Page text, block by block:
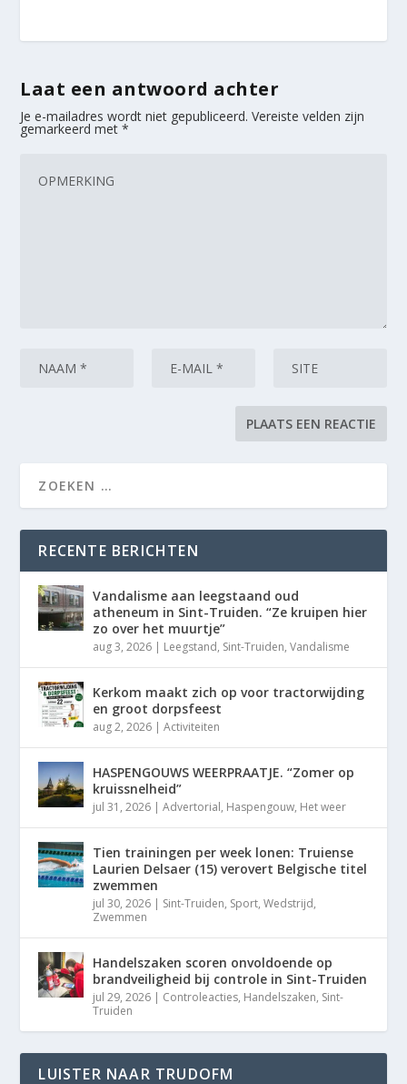
Laat een antwoord achter
Je e-mailadres wordt niet gepubliceerd. Vereiste velden zijn
gemarkeerd met*
RECENTE BERICHTEN
Vandalisme aan leegstaand oud
atheneum in Sint-Truiden. “Ze kruipen hier
zo over het muurtje”
aug 3, 2026 | Leegstand, Sint-Truiden,Vandalisme
Kerkom maakt zich op voor tractorwijding
en groot dorpsfeest
aug 2, 2026 |Activiteiten
HASPENGOUWS WEERPRAATJE. “Zomer op
kruissnelheid”
jul 31, 2026 |Advertorial, Haspengouw, Het weer
Tien trainingen per week lonen: Truiense
Laurien Delsaer (15) verovert Belgische titel
zwemmen
jul 30, 2026 | Sint-Truiden, Sport,Wedstrijd,
Zwemmen
Handelszaken scoren onvoldoende op
brandveiligheid bij controle in Sint-Truiden
jul 29, 2026 | Controleacties, Handelszaken, Sint-
Truiden
LUISTER NAAR TRUDOFM